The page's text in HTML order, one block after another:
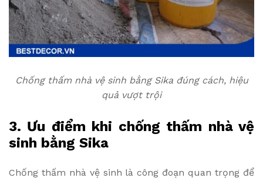
Chống thấm nhà vệ sinh bằng Sika đúng cách, hiệu
quả vượt trội
3. Ưu điểm khi chống thấm nhà vệ
sinh bằng Sika
Chống thấm nhà vệ sinh là công đoạn quan trọng để